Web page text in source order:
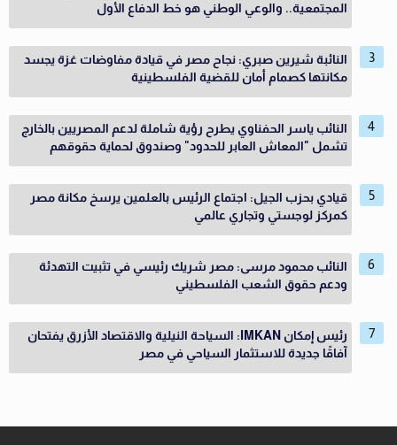
المجتمعية.. والوعي الوطني هو خط الدفاع الأول
النائبة شيرين صبري: نجاح مصر في قيادة مفاوضات غزة يجسد
مكانتها كصمام أمان للقضية الفلسطينية
النائب ياسر الحفناوي يطرح رؤية شاملة لدعم المصريين بالخارج
تشمل "المعاش العابر للحدود" وصندوق لحماية حقوقهم
قيادي بحزب الجيل: اجتماع الرئيس بالعلمين يرسخ مكانة مصر
كمركز لوجستي وتجاري عالمي
النائب محمود مرسى: مصر شريك رئيسي في تثبيت التهدئة
ودعم حقوق الشعب الفلسطيني
رئيس إمكان IMKAN: السياحة النيلية والاقتصاد الأزرق يفتحان
آفاقًا جديدة للاستثمار السياحي في مصر